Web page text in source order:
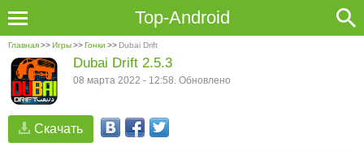
Top-Android
Главная>>Игры>>Гонки >> Dubai Drift
Скачать
Dubai Drift 2.5.3
08 марта 2022 - 12:58. Обновлено